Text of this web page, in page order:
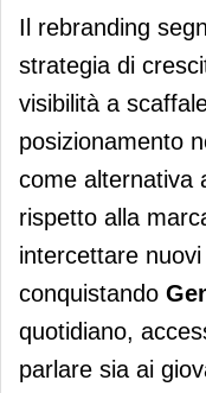
Il rebranding
strategia di
visibilità a
posizionamento
come alternativa
rispetto alla
intercettare
conquistando
quotidiano,
parlare sia ai